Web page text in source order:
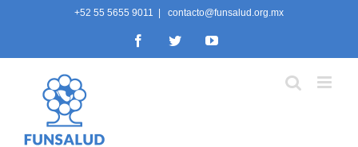
+52 55 5655 9011 contacto@funsalud.org.mx
FacebookTwitterYouTube